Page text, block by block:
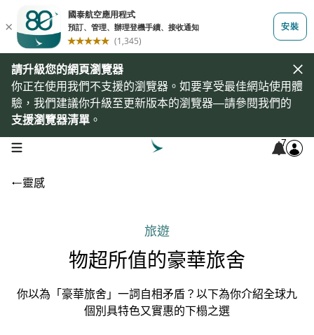
請升級您的網頁瀏覽器
你正在使用我們不支援的瀏覽器。如要享受最佳網站使用體
驗，我們建議你升級至更新版本的瀏覽器—請參閱我們的
支援瀏覽器清單 。
open navigation menu 7
靈感
旅遊
物超所值的豪華旅舍
你以為「豪華旅舍」一詞自相矛盾？以下為你介紹全球九
個別具特色又實惠的下榻之選